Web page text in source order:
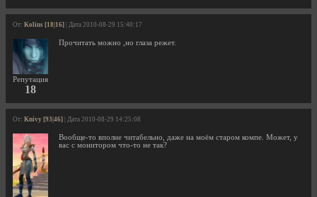
От: Kolins [18|16] | Дата 2010-08-29 15:40:17
Репутация
18
Прочитать можно ,но глаза режет.
От: Knivy [93|46] | Дата 2010-08-29 14:25:08
Вообще-то вполне читабельно, даже на моём старом компе. Может, у
вас с монитором что-то не так?